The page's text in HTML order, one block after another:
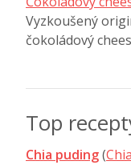
Vyzkoušený
čokoládový
Top
Chia puding(